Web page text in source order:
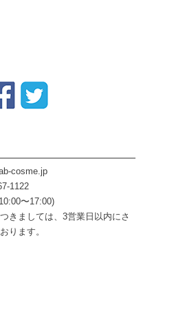
cosme.jp
1122
〜17:00)
きましては、3営業日以内にさ
ります。